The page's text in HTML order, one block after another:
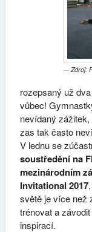
Zdroj:
rozepsaný už
vůbec!
nevídaný
zas tak často
V lednu se
soustředění na
mezinárodním
Invitational 2017
světě je více než
trénovat a
inspirací.